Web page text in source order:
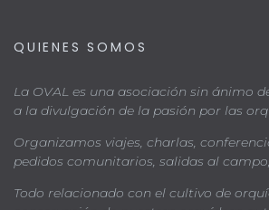
QUIENES SOMOS
La OVAL es una asociación sin ánimo
a la divulgación de la pasión por las
Organizamos viajes, charlas,
pedidos comunitarios, salidas al
Todo relacionado con el cultivo de